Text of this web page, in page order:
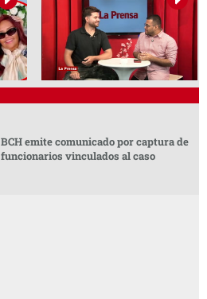
BCH emite comunicado por captura de
funcionarios vinculados al caso